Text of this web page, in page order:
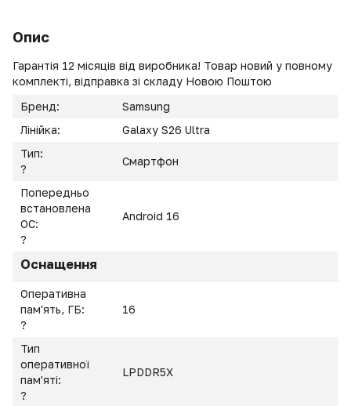
Опис
Гарантія 12 місяців від виробника! Товар новий у повному
комплекті, відправка зі складу Новою Поштою
Бренд:
Samsung
Лінійка:
Galaxy S26 Ultra
Тип:
?
Смартфон
Попередньо
встановлена
ОС:
?
Android 16
Оснащення
Оперативна
пам'ять, ГБ:
?
16
Тип
оперативної
пам'яті:
?
LPDDR5X